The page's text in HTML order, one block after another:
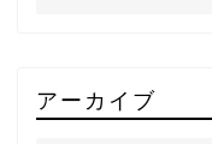
アーカイブ